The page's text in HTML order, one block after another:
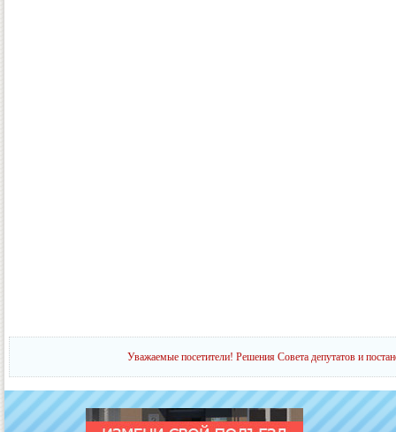
Уважаемые посетители! Решения Совета депутатов и